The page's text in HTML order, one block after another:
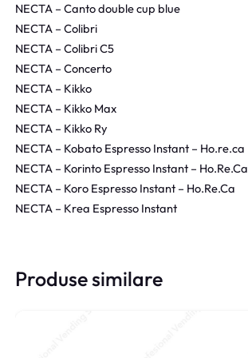
NECTA – Canto double cup blue
NECTA – Colibri
NECTA – Colibri C5
NECTA – Concerto
NECTA – Kikko
NECTA – Kikko Max
NECTA – Kikko Ry
NECTA – Kobato Espresso Instant – Ho.re.ca
NECTA – Korinto Espresso Instant – Ho.Re.Ca
NECTA – Koro Espresso Instant – Ho.Re.Ca
NECTA – Krea Espresso Instant
Produse similare